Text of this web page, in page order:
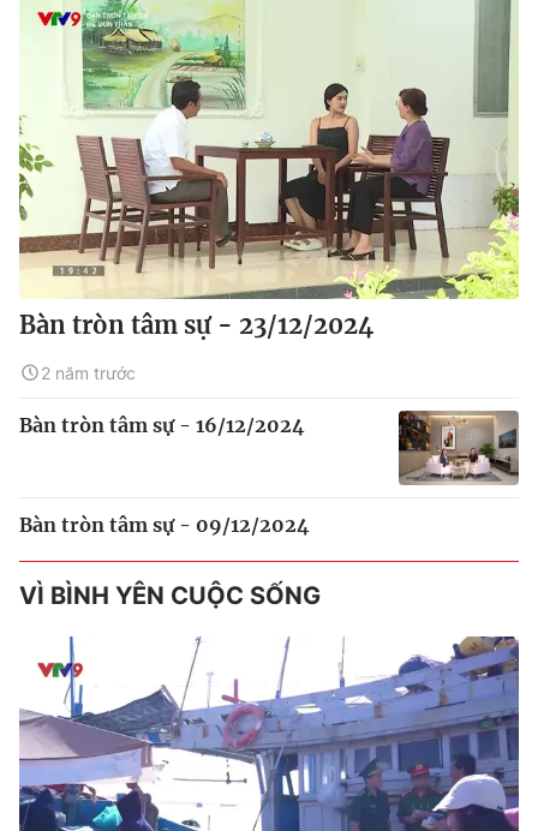
Bàn tròn tâm sự - 23/12/2024
2 năm trước
Bàn tròn tâm sự - 16/12/2024
Bàn tròn tâm sự - 09/12/2024
VÌ BÌNH YÊN CUỘC SỐNG